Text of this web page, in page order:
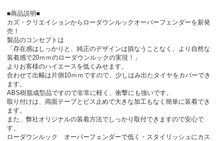
■商品説明■
カズ・クリエイションからローダウンルックオーバーフェンダーを新発
売！
製品のコンセプトは
「存在感はしっかりと、純正のデザインは損なうことなく、より自然な
装着感で20ｍｍのローダウンルックの実現！」
よりお客様のハイエースを低くみせます。
合わせて出幅は片側10ｍｍですので、少しはみ出たタイヤをカバーでき
ます。
ABS樹脂成型品ですので非常に軽く、衝撃にも強いです。
取り付けは、両面テープとビス止めで大きな加工もなく簡単に装着でき
ます。
また、弊社オリジナルの装着方法でしっかり取付できますので安心で
す。
ローダウンルック オーバーフェンダーで低く・スタイリッシュにカス